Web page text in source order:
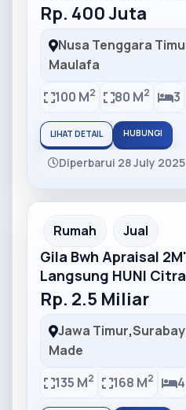
Rp. 400 Juta
Nusa Tenggara
Maulafa
100 M2 80 M2 3
LIHAT DETAIL HUBUNGI
Diperbarui 28 July 2025
Partner Ad
Rumah Jual
Gila Bwh Apraisal
Langsung HUNI
Rp. 2.5 Miliar
Jawa Timur,
Made
135 M2 168 M2 4